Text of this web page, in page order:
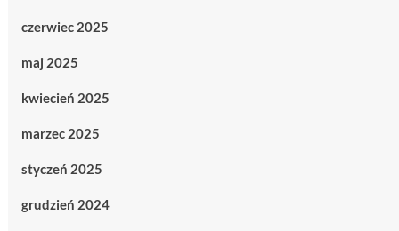
czerwiec 2025
maj 2025
kwiecień 2025
marzec 2025
styczeń 2025
grudzień 2024